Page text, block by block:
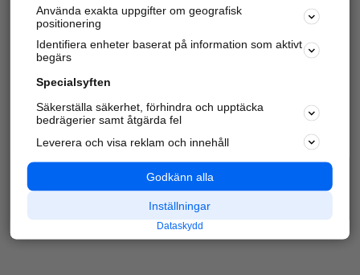
Varje vecka besöker du och4 miljoner
andra
härliga användare oss för att hitta rätt lokal
information om företag, privatpersoner och
platser.
Använda exakta uppgifter om geografisk
positionering
Identifiera enheter baserat på information som aktivt
begärs
Specialsyften
Säkerställa säkerhet, förhindra och upptäcka
bedrägerier samt åtgärda fel
Leverera och visa reklam och innehåll
Godkänn alla
Inställningar
Dataskydd